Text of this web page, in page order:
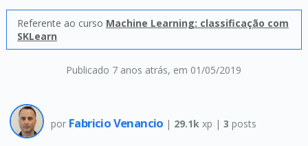
Publicado 7 anos atrás, em 01/05/2019
Referente ao curso Machine Learning: classificação com
SKLearn
por Fabricio Venancio | 29.1k xp |3 posts